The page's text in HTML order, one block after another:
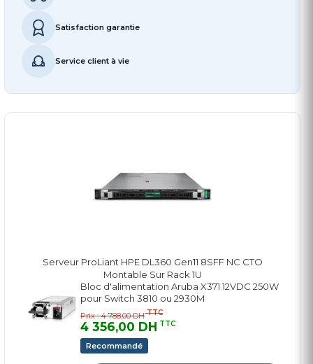
Satisfaction garantie
Service client à vie
Serveur ProLiant HPE DL360 Gen11 8SFF NC CTO
Montable Sur Rack 1U
Bloc d'alimentation Aruba X371 12VDC 250W
pour Switch 3810 ou 2930M
Prix : 4 788,00 DHTTC
4 356,00 DH TTC
Recommandé